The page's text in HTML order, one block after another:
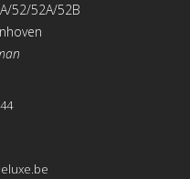
52/52A/52B